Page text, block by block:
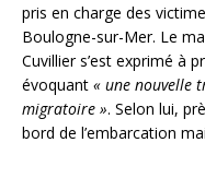
pris en charge des
Boulogne-sur-Mer. Le
Cuvillier s’est exprimé à
évoquant « une nouvelle
migratoire ». Selon lui,
bord de l’embarcation